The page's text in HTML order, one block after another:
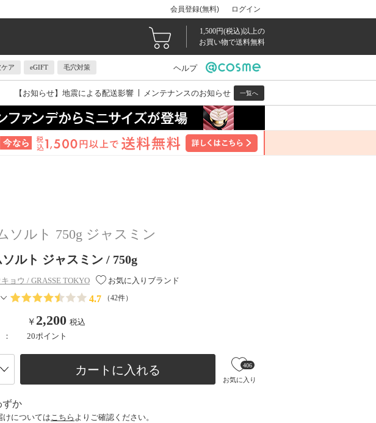
会員登録(無料) ログイン
1,500円(税込)以上の
お買い物で送料無料
ア eGIFT 毛穴対策 ヘルプ
【お知らせ】 地震による配送影響 メンテナンスのお知らせ 一覧へ
ソルト 750g ジャスミン
ルト ジャスミン / 750g
ョウ / GRASSE TOKYO お気に入りブランド
4.7 （42件）
￥ 2,200 税込
20ポイント
カートに入れる
お気に入り
406
ずか
については こちら よりご確認ください。